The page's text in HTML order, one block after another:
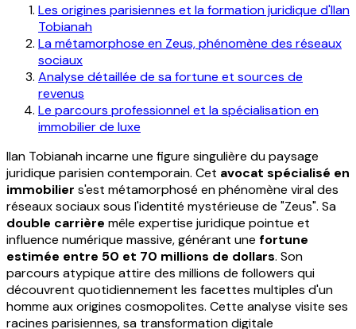
Les origines parisiennes et la formation juridique d'Ilan
Tobianah
La métamorphose en Zeus, phénomène des réseaux
sociaux
Analyse détaillée de sa fortune et sources de
revenus
Le parcours professionnel et la spécialisation en
immobilier de luxe
Ilan Tobianah incarne une figure singulière du paysage
juridique parisien contemporain. Cet avocat spécialisé en
immobilier s'est métamorphosé en phénomène viral des
réseaux sociaux sous l'identité mystérieuse de "Zeus". Sa
double carrière mêle expertise juridique pointue et
influence numérique massive, générant une fortune
estimée entre 50 et 70 millions de dollars. Son
parcours atypique attire des millions de followers qui
découvrent quotidiennement les facettes multiples d'un
homme aux origines cosmopolites. Cette analyse visite ses
racines parisiennes, sa transformation digitale